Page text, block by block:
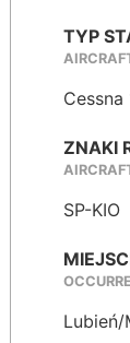
TYP
Cessna
ZNAKI
SP-KIO
Lubień/